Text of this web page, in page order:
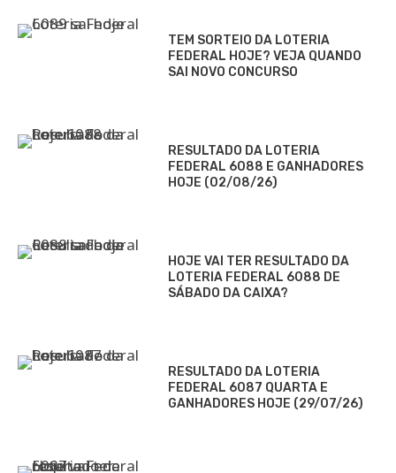
TEM SORTEIO DA LOTERIA
FEDERAL HOJE? VEJA QUANDO
SAI NOVO CONCURSO
RESULTADO DA LOTERIA
FEDERAL 6088 E GANHADORES
HOJE (02/08/26)
HOJE VAI TER RESULTADO DA
LOTERIA FEDERAL 6088 DE
SÁBADO DA CAIXA?
RESULTADO DA LOTERIA
FEDERAL 6087 QUARTA E
GANHADORES HOJE (29/07/26)